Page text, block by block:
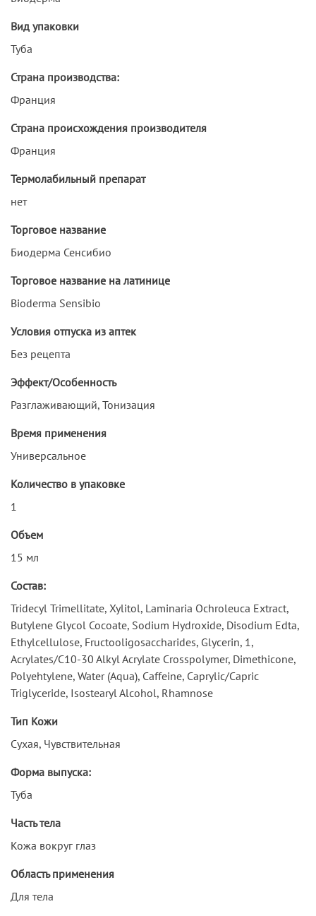
Вид упаковки
Туба
Страна производства:
Франция
Страна происхождения производителя
Франция
Термолабильный препарат
нет
Торговое название
Биодерма Сенсибио
Торговое название на латинице
Bioderma Sensibio
Условия отпуска из аптек
Без рецепта
Эффект/Особенность
Разглаживающий, Тонизация
Время применения
Универсальное
Количество в упаковке
1
Объем
15 мл
Состав:
Tridecyl Trimellitate, Xylitol, Laminaria Ochroleuca Extract,
Butylene Glycol Cocoate, Sodium Hydroxide, Disodium Edta,
Ethylcellulose, Fructooligosaccharides, Glycerin, 1,
Acrylates/C10-30 Alkyl Acrylate Crosspolymer, Dimethicone,
Polyehtylene, Water (Aqua), Caffeine, Caprylic/Capric
Triglyceride, Isostearyl Alcohol, Rhamnose
Тип Кожи
Сухая, Чувствительная
Форма выпуска:
Туба
Часть тела
Кожа вокруг глаз
Область применения
Для тела